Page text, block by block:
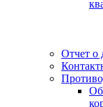
Отчет о